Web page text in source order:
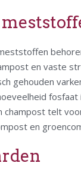
en vaste
gehouden
champost telt
en